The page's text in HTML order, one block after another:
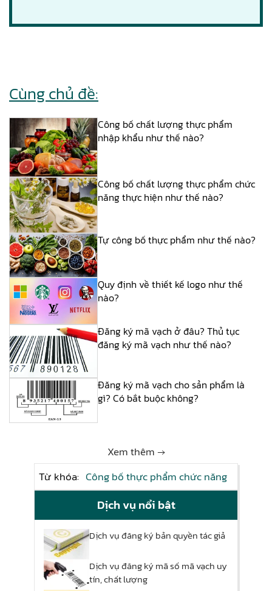
Cùng chủ đề:
Công bố chất lượng thực phẩm
nhập khẩu như thế nào?
Công bố chất lượng thực phẩm chức
năng thực hiện như thế nào?
Tự công bố thực phẩm như thế nào?
Quy định về thiết kế logo như thế
nào?
Đăng ký mã vạch ở đâu? Thủ tục
đăng ký mã vạch như thế nào?
Đăng ký mã vạch cho sản phẩm là
gì? Có bắt buộc không?
Xem thêm →
Từ khóa: Công bố thực phẩm chức năng
Dịch vụ nổi bật
Dịch vụ đăng ký bản quyền tác giả
Dịch vụ đăng ký mã số mã vạch uy
tín, chất lượng